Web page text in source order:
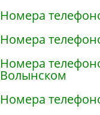
Номера
Номера
Номера
Волынском
Номера